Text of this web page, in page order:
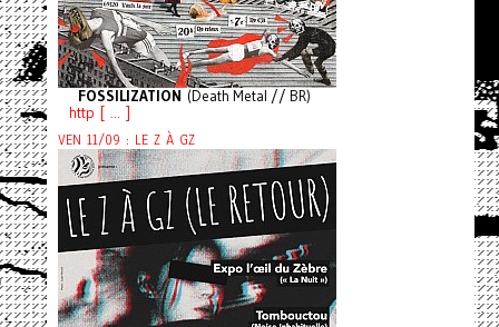
FOSSILIZATION (Death Metal // BR)
http [ ... ]
VEN 11/09 : LE Z À GZ